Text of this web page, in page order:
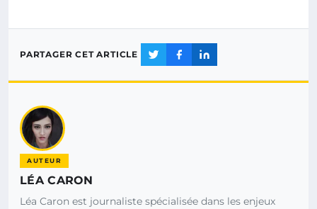
PARTAGER CET ARTICLE
AUTEUR
LÉA CARON
Léa Caron est journaliste spécialisée dans les enjeux